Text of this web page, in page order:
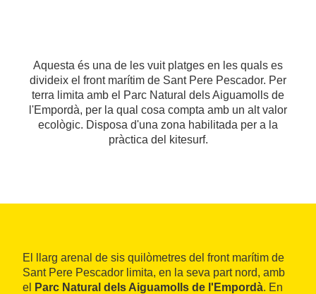
Aquesta és una de les vuit platges en les quals es
divideix el front marítim de Sant Pere Pescador. Per
terra limita amb el Parc Natural dels Aiguamolls de
l'Empordà, per la qual cosa compta amb un alt valor
ecològic. Disposa d'una zona habilitada per a la
pràctica del kitesurf.
El llarg arenal de sis quilòmetres del front marítim de
Sant Pere Pescador limita, en la seva part nord, amb
el
Parc Natural dels Aiguamolls de l'Empordà. En